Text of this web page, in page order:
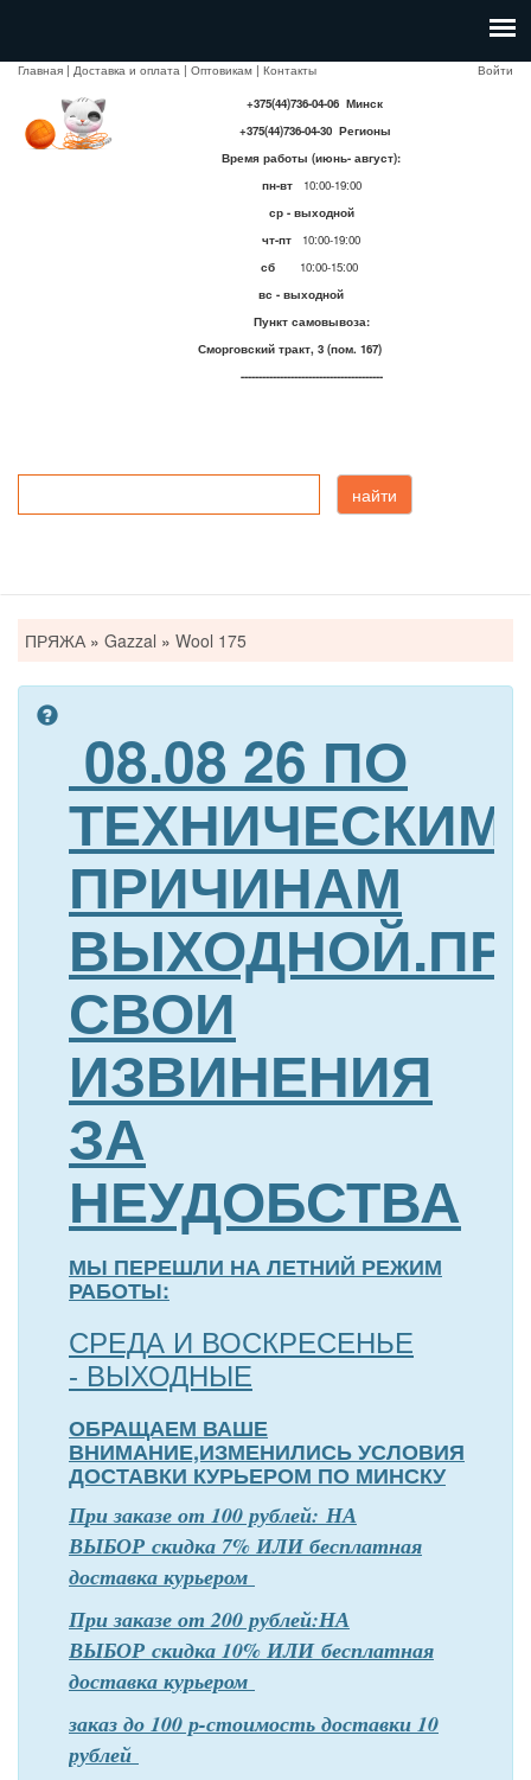
Главная | Доставка и оплата | Оптовикам | Контакты
Войти
+375(44)736-04-06 Минск
+375(44)736-04-30 Регионы
Время работы (июнь- август):
пн-вт
10:00-19:00
ср - выходной
чт-пт 10:00-19:00
сб
10:00-15:00
вс - выходной
Пункт самовывоза:
Сморговский тракт, 3 (пом. 167)
----------------------------------------
найти
здесь
ПРЯЖА » Gazzal » Wool 175
08.08 26 ПО
ТЕХНИЧЕСКИМ
ПРИЧИНАМ
СВОИ
ИЗВИНЕНИЯ
ЗА
НЕУДОБСТВА
МЫ ПЕРЕШЛИ НА ЛЕТНИЙ РЕЖИМ
РАБОТЫ:
СРЕДА И ВОСКРЕСЕНЬЕ
- ВЫХОДНЫЕ
ОБРАЩАЕМ ВАШЕ
ВНИМАНИЕ,ИЗМЕНИЛИСЬ УСЛОВИЯ
ДОСТАВКИ КУРЬЕРОМ ПО МИНСКУ
При заказе от 100 рублей: НА
ВЫБОР скидка 7% ИЛИ бесплатная
доставка курьером
При заказе от 200 рублей:НА
ВЫБОР скидка 10% ИЛИ бесплатная
доставка курьером
заказ до 100 р-стоимость доставки 10
рублей